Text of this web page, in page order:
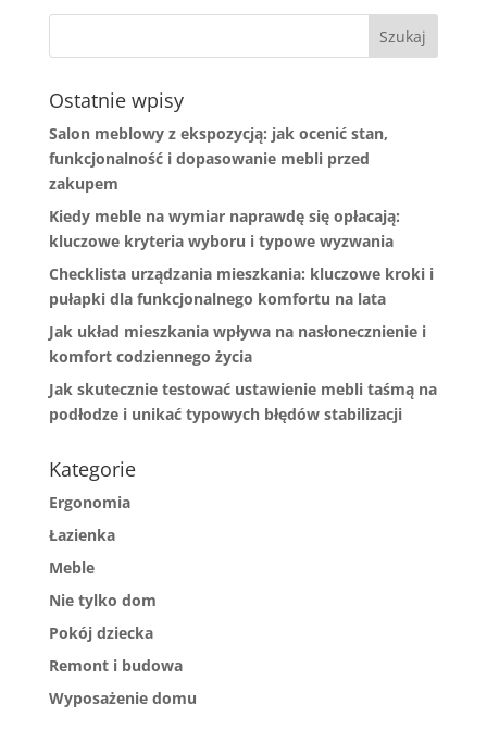
Ostatnie wpisy
Salon meblowy z ekspozycją: jak ocenić stan,
funkcjonalność i dopasowanie mebli przed
zakupem
Kiedy meble na wymiar naprawdę się opłacają:
kluczowe kryteria wyboru i typowe wyzwania
Checklista urządzania mieszkania: kluczowe kroki i
pułapki dla funkcjonalnego komfortu na lata
Jak układ mieszkania wpływa na nasłonecznienie i
komfort codziennego życia
Jak skutecznie testować ustawienie mebli taśmą na
podłodze i unikać typowych błędów stabilizacji
Kategorie
Ergonomia
Łazienka
Meble
Nie tylko dom
Pokój dziecka
Remont i budowa
Wyposażenie domu